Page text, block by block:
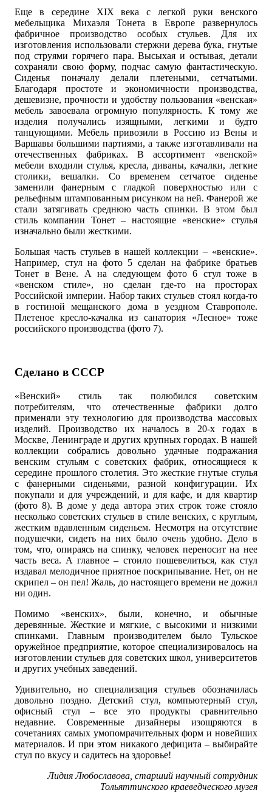
Еще в середине XIX века с легкой руки венского
мебельщика Михаэля Тонета в Европе развернулось
фабричное производство особых стульев. Для их
изготовления использовали стержни дерева бука, гнутые
под струями горячего пара. Высыхая и остывая, детали
сохраняли свою форму, подчас самую фантастическую.
Сиденья поначалу делали плетеными, сетчатыми.
Благодаря простоте и экономичности производства,
дешевизне, прочности и удобству пользования «венская»
мебель завоевала огромную популярность. К тому же
изделия получались изящными, легкими и будто
танцующими. Мебель привозили в Россию из Вены и
Варшавы большими партиями, а также изготавливали на
отечественных фабриках. В ассортимент «венской»
мебели входили стулья, кресла, диваны, качалки, легкие
столики, вешалки. Со временем сетчатое сиденье
заменили фанерным с гладкой поверхностью или с
рельефным штампованным рисунком на ней. Фанерой же
стали затягивать среднюю часть спинки. В этом был
стиль компании Тонет – настоящие «венские» стулья
изначально были жесткими.
Большая часть стульев в нашей коллекции – «венские».
Например, стул на фото 5 сделан на фабрике братьев
Тонет в Вене. А на следующем фото 6 стул тоже в
«венском стиле», но сделан где-то на просторах
Российской империи. Набор таких стульев стоял когда-то
в гостиной мещанского дома в уездном Ставрополе.
Плетеное кресло-качалка из санатория «Лесное» тоже
российского производства (фото 7).
Сделано в СССР
«Венский» стиль так полюбился советским
потребителям, что отечественные фабрики долго
применяли эту технологию для производства массовых
изделий. Производство их началось в 20-х годах в
Москве, Ленинграде и других крупных городах. В нашей
коллекции собрались довольно удачные подражания
венским стульям с советских фабрик, относящиеся к
середине прошлого столетия. Это жесткие гнутые стулья
с фанерными сиденьями, разной конфигурации. Их
покупали и для учреждений, и для кафе, и для квартир
(фото 8). В доме у деда автора этих строк тоже стояло
несколько советских стульев в стиле венских, с круглым,
жестким вдавленным сиденьем. Несмотря на отсутствие
подушечки, сидеть на них было очень удобно. Дело в
том, что, опираясь на спинку, человек переносит на нее
часть веса. А главное – стоило пошевелиться, как стул
издавал мелодичное приятное поскрипывание. Нет, он не
скрипел – он пел! Жаль, до настоящего времени не дожил
ни один.
Помимо «венских», были, конечно, и обычные
деревянные. Жесткие и мягкие, с высокими и низкими
спинками. Главным производителем было Тульское
оружейное предприятие, которое специализировалось на
изготовлении стульев для советских школ, университетов
и других учебных заведений.
Удивительно, но специализация стульев обозначилась
довольно поздно. Детский стул, компьютерный стул,
офисный стул – все это продукты сравнительно
недавние. Современные дизайнеры изощряются в
сочетаниях самых умопомрачительных форм и новейших
материалов. И при этом никакого дефицита – выбирайте
стул по вкусу и садитесь на здоровье!
Лидия Любославова, старший научный сотрудник
Тольяттинского краеведческого музея